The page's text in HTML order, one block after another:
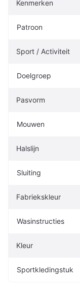
Kenmerken
Patroon
Sport / Activiteit
Doelgroep
Pasvorm
Mouwen
Halslijn
Sluiting
Fabriekskleur
Wasinstructies
Kleur
Sportkledingstuk